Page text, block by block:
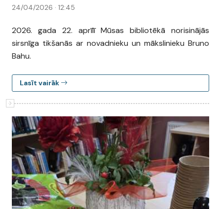
24/04/2026 · 12:45
2026. gada 22. aprīlī Mūsas bibliotēkā norisinājās
sirsnīga tikšanās ar novadnieku un mākslinieku Bruno
Bahu.
Lasīt vairāk